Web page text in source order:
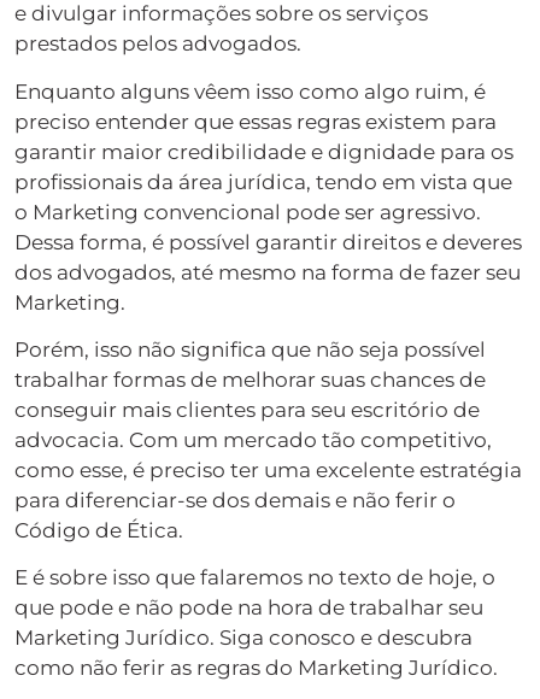
e divulgar informações sobre os serviços
prestados pelos advogados.
Enquanto alguns vêem isso como algo ruim, é
preciso entender que essas regras existem para
garantir maior credibilidade e dignidade para os
profissionais da área jurídica, tendo em vista que
o Marketing convencional pode ser agressivo.
Dessa forma, é possível garantir direitos e deveres
dos advogados, até mesmo na forma de fazer seu
Marketing.
Porém, isso não significa que não seja possível
trabalhar formas de melhorar suas chances de
conseguir mais clientes para seu escritório de
advocacia. Com um mercado tão competitivo,
como esse, é preciso ter uma excelente estratégia
para diferenciar-se dos demais e não ferir o
Código de Ética.
E é sobre isso que falaremos no texto de hoje, o
que pode e não pode na hora de trabalhar seu
Marketing Jurídico. Siga conosco e descubra
como não ferir as regras do Marketing Jurídico.